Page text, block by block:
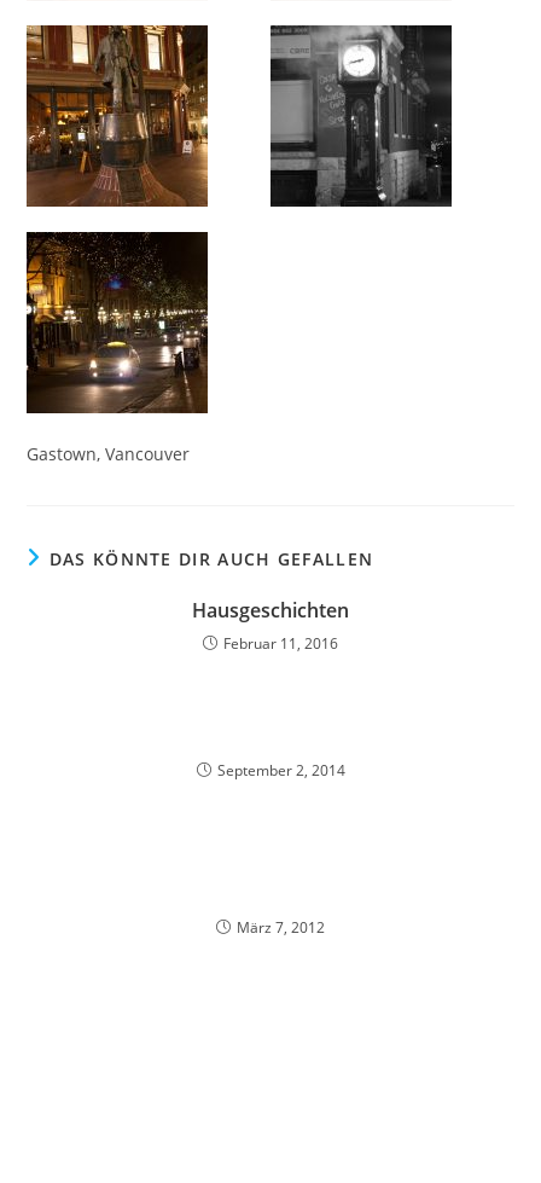
Gastown, Vancouver
DAS KÖNNTE DIR AUCH GEFALLEN
Hausgeschichten
Februar 11, 2016
September 2, 2014
März 7, 2012